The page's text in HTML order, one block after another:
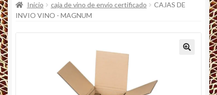
PRODUCTOS
CERTIFICACION
QUIEN SOMOS
Inicio caja de vino de envío certificado
CAJAS DE
INVIO VINO - MAGNUM